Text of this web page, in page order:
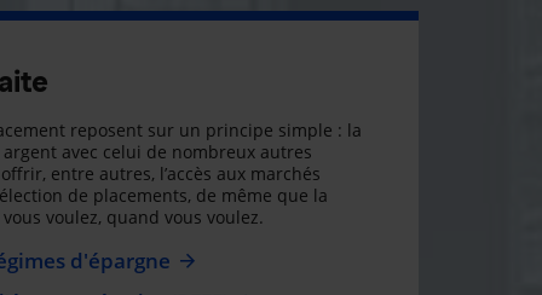
reposent sur un principe simple : la
avec celui de nombreux autres
entre autres, l’accès aux marchés
de placements, de même que la
voulez, quand vous voulez.
d'épargne